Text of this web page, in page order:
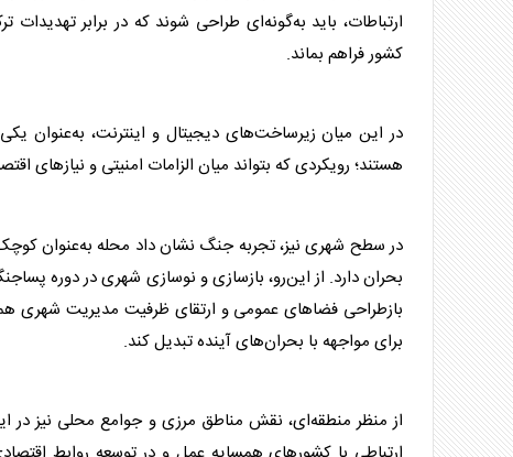
ارتباطات، باید به‌گونه‌ای طراحی شوند که در برابر
کشور فراهم بماند.
در این میان زیرساخت‌های دیجیتال و اینترنت، به‌عنوان
هستند؛ رویکردی که بتواند میان الزامات امنیتی و نیازهای
در سطح شهری نیز، تجربه جنگ نشان داد محله به‌عنوان
بحران دارد. از این‌رو، بازسازی و نوسازی شهری در دوره
بازطراحی فضاهای عمومی و ارتقای ظرفیت مدیریت شهری
برای مواجهه با بحران‌های آینده تبدیل کند.
از منظر منطقه‌ای، نقش مناطق مرزی و جوامع محلی نیز در